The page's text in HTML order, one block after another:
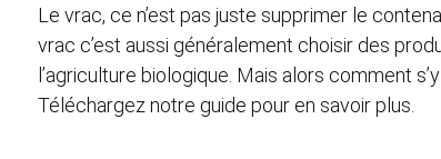
Le vrac, ce n’est pas juste supprimer le
vrac c’est aussi généralement choisir des
l’agriculture biologique. Mais alors comment
Téléchargez notre guide pour en savoir plus.